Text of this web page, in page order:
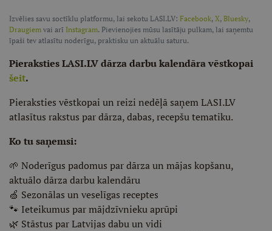
Izvēlies savu soctīklu platformu, lai sekotu LASI.LV: Facebook, X, Bluesky,
Draugiem vai arī Instagram. Pievienojies mūsu lasītāju pulkam, lai saņemtu
īpaši tev atlasītu noderīgu, praktisku un aktuālu saturu.
Pieraksties LASI.LV dārza darbu kalendāra vēstkopai
šeit.
Pieraksties vēstkopai un reizi nedēļā saņem LASI.LV
atlasītus rakstus par dārza, dabas, recepšu tematiku.
Ko tu saņemsi:
🌱 Noderīgus padomus par dārza un mājas kopšanu,
aktuālo dārza darbu kalendāru
🍏 Sezonālas un veselīgas receptes
🐾 Ieteikumus par mājdzīvnieku aprūpi
🌿 Stāstus par Latvijas dabu un vidi